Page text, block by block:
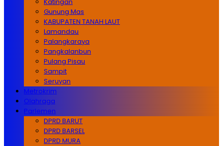
Gunung Mas
KABUPATEN TANAH LAUT
Lamandau
Palangkaraya
Pangkalanbun
Pulang Pisau
Sampit
Seruyan
Metrokrim
Olahraga
Parlemen
DPRD BARUT
DPRD BARSEL
DPRD MURA